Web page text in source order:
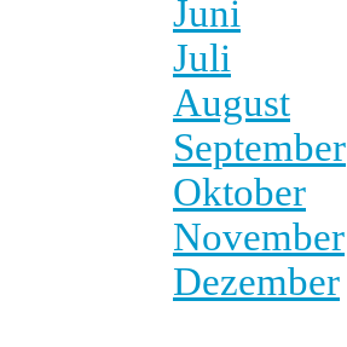
Juni
Juli
August
September
Oktober
November
Dezember